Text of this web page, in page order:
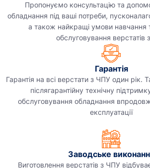
Пропонуємо консультацію та
обладнання під ваші потреби,
а також найкращі умови навчання
обслуговування верстатів
Гарантія
Гарантія на всі верстати з ЧПУ один рік.
післягарантійну технічну
обслуговування обладнання
експлуатації
Заводське
Виготовлення верстатів з ЧПУ